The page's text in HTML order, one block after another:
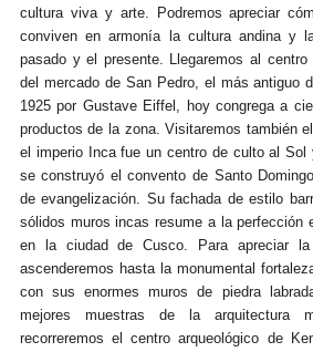
cultura viva y arte. Podremos apreciar
conviven en armonía la cultura andina y
pasado y el presente. Llegaremos al
del mercado de San Pedro, el más antiguo
1925 por Gustave Eiffel, hoy congrega a
productos de la zona. Visitaremos también
el imperio Inca fue un centro de culto al
se construyó el convento de Santo
de evangelización. Su fachada de estilo
sólidos muros incas resume a la perfección
en la ciudad de Cusco. Para apreciar
ascenderemos hasta la monumental
con sus enormes muros de piedra
mejores muestras de la arquitectura
recorreremos el centro arqueológico de